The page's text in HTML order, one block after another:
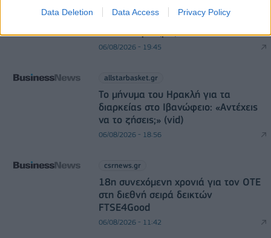
Data Deletion Data Access Privacy Policy
Απέκτησε τον Σμάιλαγκιτς η
Γαλατάσαραϊ (pic)
06/08/2026 - 19:45
allstarbasket.gr
Το μήνυμα του Ηρακλή για τα
διαρκείας στο Ιβανώφειο: «Αντέχεις
να το ζήσεις;» (vid)
06/08/2026 - 18:56
csrnews.gr
18η συνεχόμενη χρονιά για τον ΟΤΕ
στη διεθνή σειρά δεικτών
FTSE4Good
06/08/2026 - 11:42